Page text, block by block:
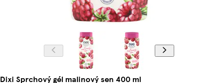
Dixi Sprchový gél malinový sen 400 ml